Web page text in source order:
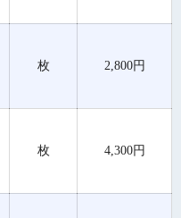
枚 2,800円
枚 4,300円